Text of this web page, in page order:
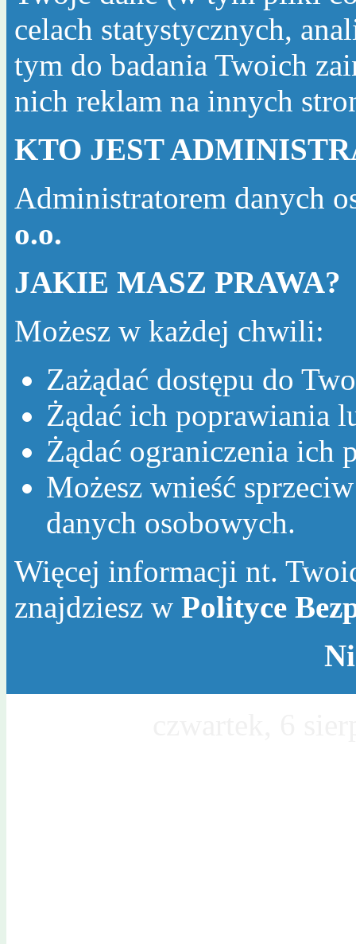
celach statystycznych,
tym do badania Twoich
nich reklam na innych
KTO JEST
Administratorem danych
o.o.
JAKIE MASZ PRAWA?
Możesz w każdej chwili:
Zażądać dostępu do
Żądać ich poprawiania
Żądać ograniczenia ich
Możesz wnieść
danych osobowych.
Więcej informacji nt.
znajdziesz w Polityce